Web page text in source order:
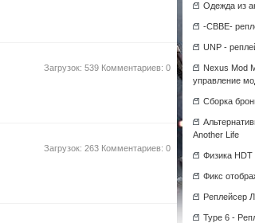
Одежда из
-CBBE-
UNP -
Nexus Mod
управление
Сборка
Another Life
Физика HDT
Фикс
Реплейсер
Type 6 -
Загрузок: 539 Комментариев: 0
Загрузок: 263 Комментариев: 0